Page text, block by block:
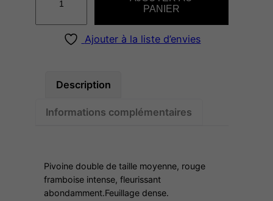
a
PANIER
Ajouter à la liste d’envies
Description
Informations complémentaires
Pivoine double de taille moyenne, rouge
framboise intense, fleurissant
abondamment.Feuillage dense.